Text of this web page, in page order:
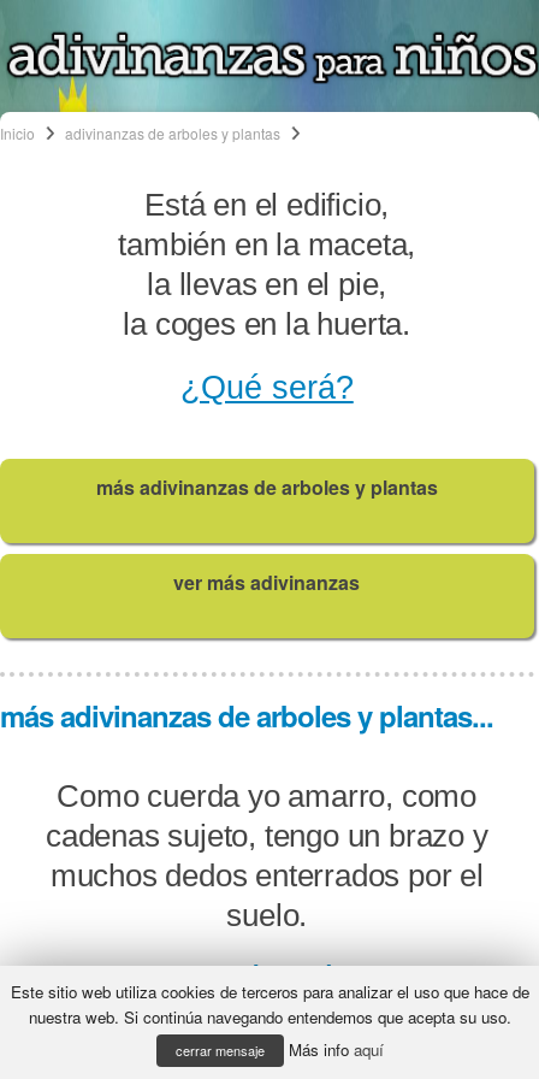
Inicio adivinanzas de arboles y plantas
Está en el edificio,
también en la maceta,
la llevas en el pie,
la coges en la huerta.
¿Qué será?
más adivinanzas de arboles y plantas
ver más adivinanzas
más adivinanzas de arboles y plantas...
Como cuerda yo amarro, como
cadenas sujeto, tengo un brazo y
muchos dedos enterrados por el
suelo.
¿Qué será?
Este sitio web utiliza cookies de terceros para analizar el uso que hace de
nuestra web. Si continúa navegando entendemos que acepta su uso.
cerrar mensaje Más info aquí